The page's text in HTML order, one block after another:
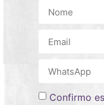
Confirmo